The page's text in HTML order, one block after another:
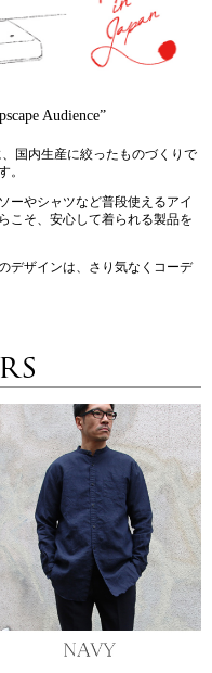
Audience”
国内生産に絞ったものづくりで
。
ーやシャツなど普段使えるアイ
こそ、安心して着られる製品を
デザインは、さり気なくコーデ